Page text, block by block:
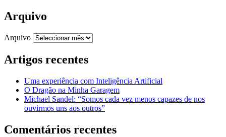
Arquivo
Arquivo
Artigos recentes
Uma experiência com Inteligência Artificial
O Dragão na Minha Garagem
Michael Sandel: “Somos cada vez menos capazes de nos
ouvirmos uns aos outros”
Comentários recentes